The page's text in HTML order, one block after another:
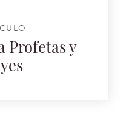
Profetas y